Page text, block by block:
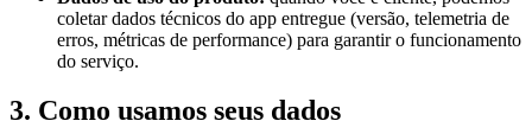
coletar dados técnicos do app entregue (versão, telemetria de
erros, métricas de performance) para garantir o funcionamento
do serviço.
3. Como usamos seus dados